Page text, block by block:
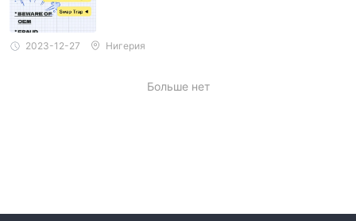
2023-12-27 Нигерия
Больше нет